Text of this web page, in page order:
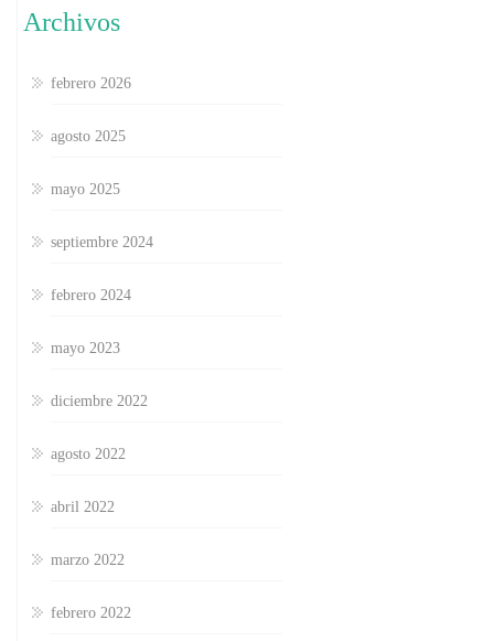
Archivos
febrero 2026
agosto 2025
mayo 2025
septiembre 2024
febrero 2024
mayo 2023
diciembre 2022
agosto 2022
abril 2022
marzo 2022
febrero 2022